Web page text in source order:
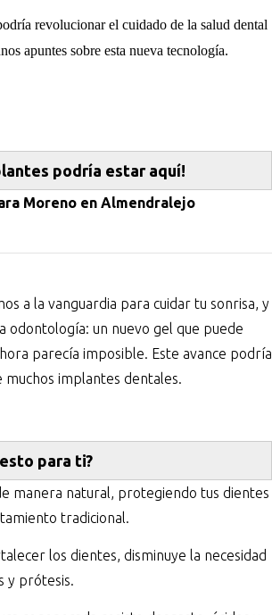
revolucionar el cuidado de la salud dental
apuntes sobre esta nueva tecnología.
podría estar aquí!
Moreno en Almendralejo
a la vanguardia para cuidar tu sonrisa, y
odontología: un nuevo gel que puede
parecía imposible. Este avance podría
muchos implantes dentales.
para ti?
manera natural, protegiendo tus dientes
tradicional.
los dientes, disminuye la necesidad
y prótesis.